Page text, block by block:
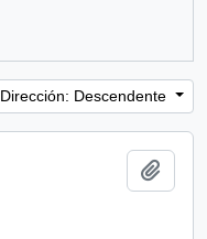
Dirección: Descendente